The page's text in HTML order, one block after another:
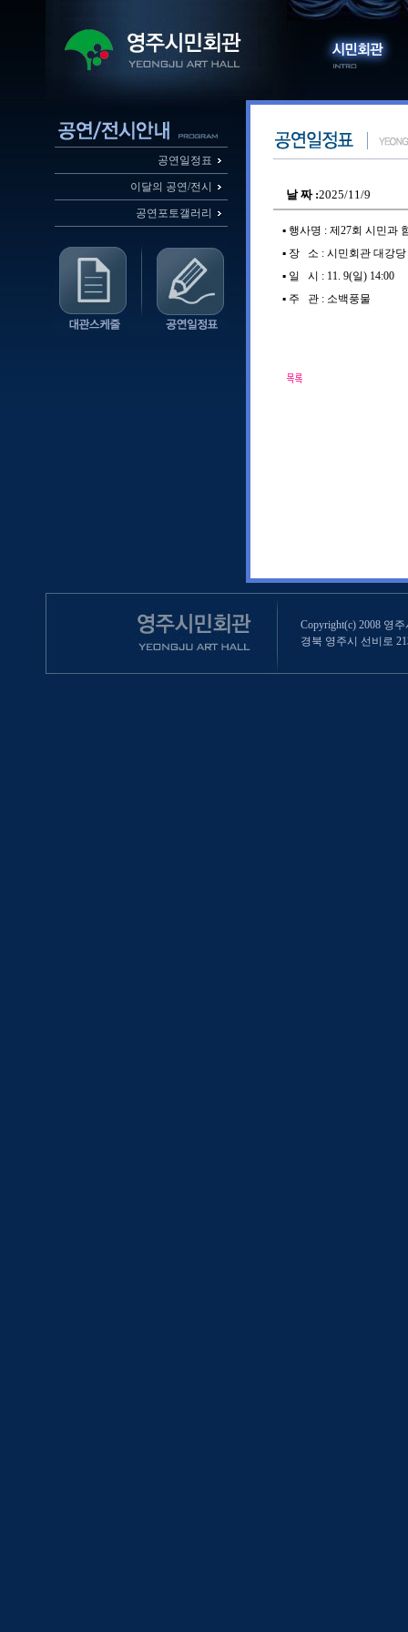
공연일정표
이달의 공연/전시
공연포토갤러리
날 짜 :2025/11/9
▪️ 행사명 : 제27회 시민과
▪️ 장 소 : 시민회관 대강당
▪️ 일 시 : 11. 9(일) 14:00
▪️ 주 관 : 소백풍물
Copyright(c) 2008 영
경북 영주시 선비로